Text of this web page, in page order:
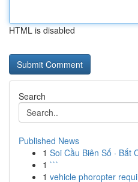
HTML is disabled
Search
Published News
1 Soi Cầu Biên Số · Bắt
1 ```
1 vehicle phoropter